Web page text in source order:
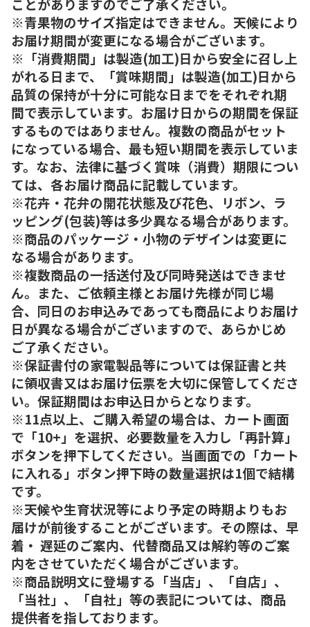
※青果物のサイズ指定はできません。天候により
お届け期間が変更になる場合がございます。
※「消費期間」は製造(加工)日から安全に召し上
がれる日まで、「賞味期間」は製造(加工)日から
品質の保持が十分に可能な日までをそれぞれ期
間で表示しています。お届け日からの期間を保証
するものではありません。複数の商品がセット
になっている場合、最も短い期間を表示していま
す。なお、法律に基づく賞味（消費）期限につい
ては、各お届け商品に記載しています。
※花卉・花弁の開花状態及び花色、リボン、ラ
ッピング(包装)等は多少異なる場合があります。
※商品のパッケージ・小物のデザインは変更に
なる場合があります。
※複数商品の一括送付及び同時発送はできませ
ん。また、ご依頼主様とお届け先様が同じ場
合、同日のお申込みであっても商品によりお届け
日が異なる場合がございますので、あらかじめ
ご了承ください。
※保証書付の家電製品等については保証書と共
に領収書又はお届け伝票を大切に保管してくださ
い。保証期間はお申込日からとなります。
※11点以上、ご購入希望の場合は、カート画面
で「10+」を選択、必要数量を入力し「再計算」
ボタンを押下してください。当画面での「カート
に入れる」ボタン押下時の数量選択は1個で結構
です。
※天候や生育状況等により予定の時期よりもお
届けが前後することがございます。その際は、早
着・ 遅延のご案内、代替商品又は解約等のご案
内をさせていただく場合がございます。
※商品説明文に登場する「当店」、「自店」、
「当社」、「自社」等の表記については、商品
提供者を指しております。